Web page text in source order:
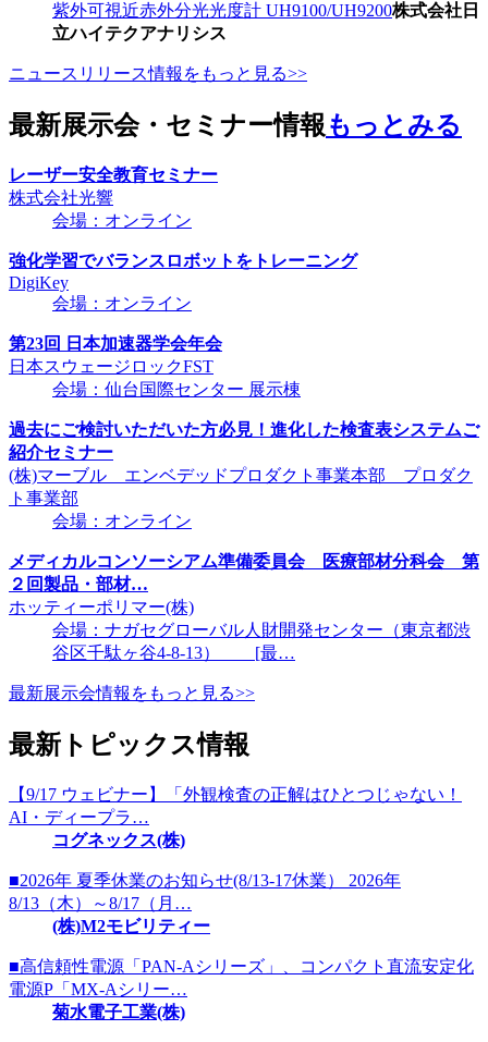
紫外可視近赤外分光光度計 UH9100/UH9200株式会社日
立ハイテクアナリシス
ニュースリリース情報をもっと見る>>
最新展示会・セミナー情報もっとみる
レーザー安全教育セミナー
株式会社光響
会場：オンライン
強化学習でバランスロボットをトレーニング
DigiKey
会場：オンライン
第23回 日本加速器学会年会
日本スウェージロックFST
会場：仙台国際センター 展示棟
過去にご検討いただいた方必見！進化した検査表システムご
紹介セミナー
(株)マーブル エンベデッドプロダクト事業本部 プロダク
ト事業部
会場：オンライン
メディカルコンソーシアム準備委員会 医療部材分科会 第
２回製品・部材…
ホッティーポリマー(株)
会場：ナガセグローバル人財開発センター（東京都渋
谷区千駄ヶ谷4-8-13） [最…
最新展示会情報をもっと見る>>
最新トピックス情報
【9/17 ウェビナー】「外観検査の正解はひとつじゃない！
AI・ディープラ…
コグネックス(株)
■2026年 夏季休業のお知らせ(8/13-17休業） 2026年
8/13（木）～8/17（月…
(株)M2モビリティー
■高信頼性電源「PAN-Aシリーズ」、コンパクト直流安定化
電源P「MX-Aシリー…
菊水電子工業(株)